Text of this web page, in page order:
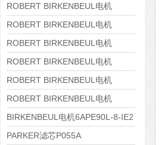
8APE180L-4 IE3
ROBERT BIRKENBEUL电机
8APE160M-6 IE3
ROBERT BIRKENBEUL电机
8APE160L-4-IE3
ROBERT BIRKENBEUL电机
8APE112M-6K-IE3
ROBERT BIRKENBEUL电机
8APE100L-2 IE3
ROBERT BIRKENBEUL电机
8APE90S-4 IE3
ROBERT BIRKENBEUL电机
8APE80M-2K-IE3
BIRKENBEUL电机6APE90L-8-IE2
PARKER滤芯P055A